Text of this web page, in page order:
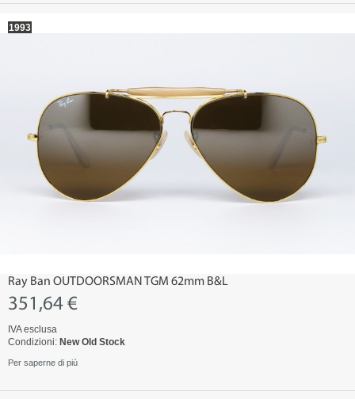
1993
Ray Ban OUTDOORSMAN TGM 62mm B&L
351,64 €
IVA esclusa
Condizioni: New Old Stock
Per saperne di più